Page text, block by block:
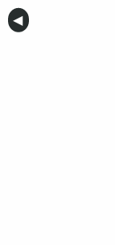
Anterior
◀︎